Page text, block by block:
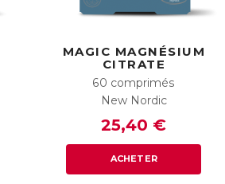
MAGIC MAGNÉSIUM
CITRATE
60 comprimés
New Nordic
25,40 €
ACHETER